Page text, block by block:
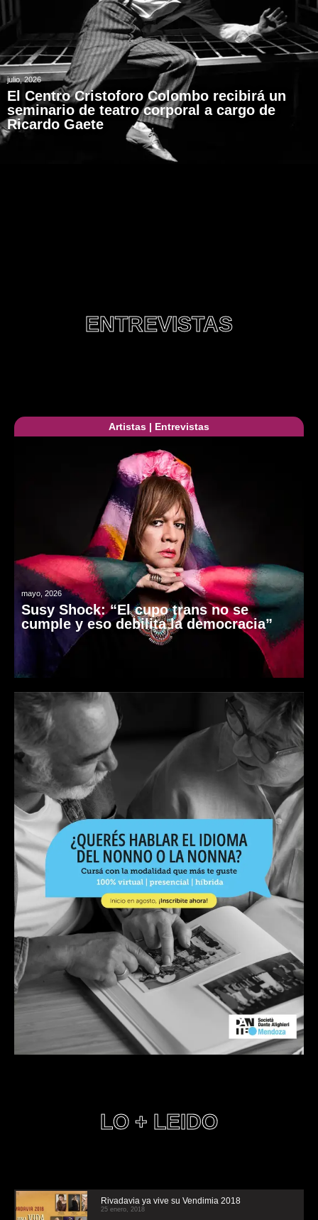
julio, 2026
El Centro Cristoforo Colombo recibirá un
seminario de teatro corporal a cargo de
Ricardo Gaete
ENTREVISTAS
Artistas | Entrevistas
mayo, 2026
Susy Shock: “El cupo trans no se
cumple y eso debilita la democracia”
LO + LEIDO
Rivadavia ya vive su Vendimia 2018
25 enero, 2018